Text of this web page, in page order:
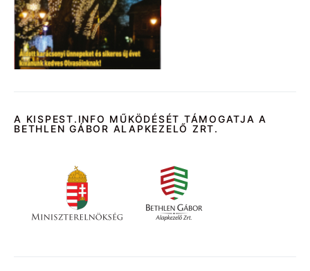
A KISPEST.INFO MŰKÖDÉSÉT TÁMOGATJA A
BETHLEN GÁBOR ALAPKEZELŐ ZRT.